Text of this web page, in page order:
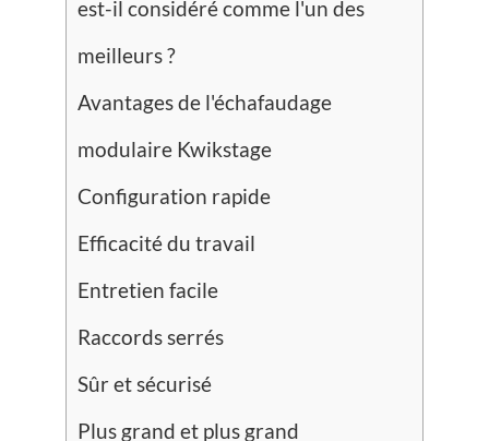
est-il considéré comme l'un des
meilleurs ?
Avantages de l'échafaudage
modulaire Kwikstage
Configuration rapide
Efficacité du travail
Entretien facile
Raccords serrés
Sûr et sécurisé
Plus grand et plus grand